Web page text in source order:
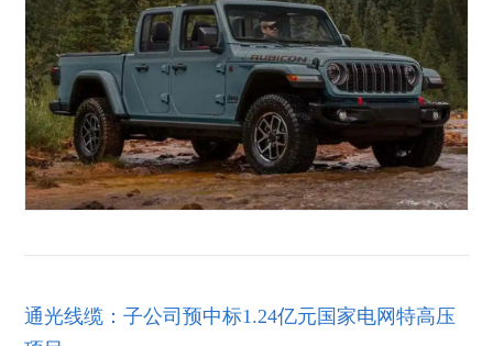
通光线缆：子公司预中标1.24亿元国家电网特高压